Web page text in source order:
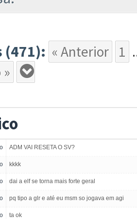
(471): « Anterior 1
ADM VAI RESETA O SV?
kkkk
dai a elf se torna mais forte geral
pq tipo a glr e até eu msm so jogava em agi
ta ok